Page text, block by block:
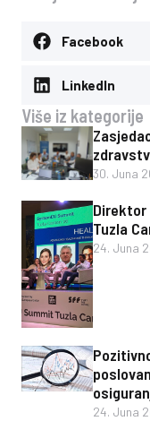
Facebook
LinkedIn
Više iz kategorije
30. Juna
Direktor
Tuzla
24. Juna
24. Juna